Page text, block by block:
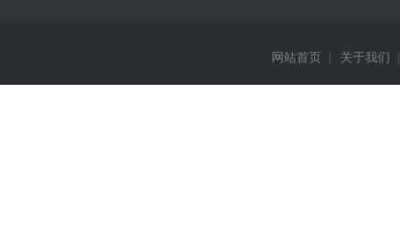
网站首页 关于我们